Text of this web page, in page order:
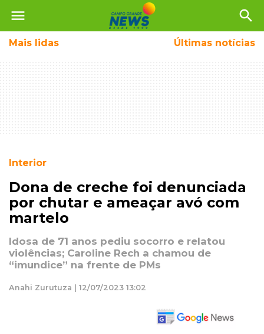
menu search
Mais lidas Últimas notícias
Interior
Dona de creche foi denunciada
por chutar e ameaçar avó com
martelo
Idosa de 71 anos pediu socorro e relatou
violências; Caroline Rech a chamou de
“imundice” na frente de PMs
Anahi Zurutuza | 12/07/2023 13:02